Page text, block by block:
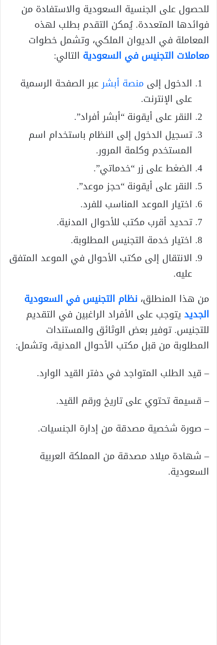
للحصول على الجنسية السعودية والاستفادة من
فوائدها المتعددة. يُمكن التقدم بطلب لهذه
المعاملة في الديوان الملكي، وتشمل خطوات
معاملات التجنيس في السعودية التالي:
الدخول إلى منصة أبشرعبر الصفحة الرسمية
على الإنترنت.
النقر على أيقونة “أبشر أفراد”.
تسجيل الدخول إلى النظام باستخدام اسم
المستخدم وكلمة المرور.
الضغط على زر “خدماتي”.
النقر على أيقونة “حجز موعد”.
اختيار الموعد المناسب للفرد.
تحديد أقرب مكتب للأحوال المدنية.
اختيار خدمة التجنيس المطلوبة.
الانتقال إلى مكتب الأحوال في الموعد المتفق
عليه.
من هذا المنطلق، نظام التجنيس في السعودية
الجديديتوجب على الأفراد الراغبين في التقديم
للتجنيس. توفير بعض الوثائق والمستندات
المطلوبة من قبل مكتب الأحوال المدنية، وتشمل:
– قيد الطلب المتواجد في دفتر القيد الوارد.
– قسيمة تحتوي على تاريخ ورقم القيد.
– صورة شخصية مصدقة من إدارة الجنسيات.
– شهادة ميلاد مصدقة من المملكة العربية
السعودية.